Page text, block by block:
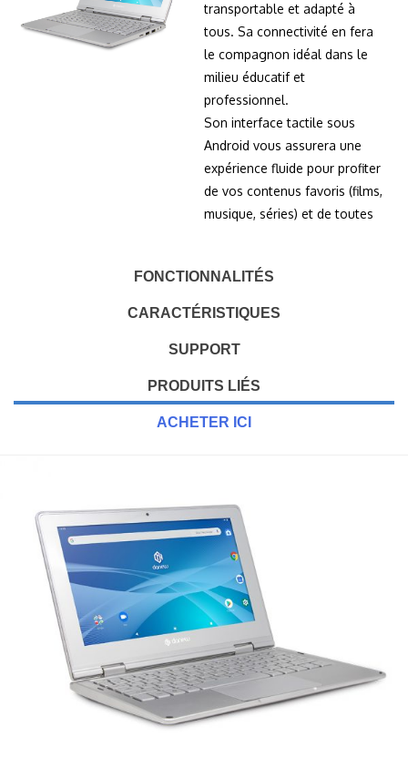
transportable et adapté à
tous. Sa connectivité en fera
le compagnon idéal dans le
milieu éducatif et
professionnel.
Son interface tactile sous
Android vous assurera une
expérience fluide pour profiter
de vos contenus favoris (films,
musique, séries) et de toutes
FONCTIONNALITÉS
CARACTÉRISTIQUES
SUPPORT
PRODUITS LIÉS
ACHETER ICI